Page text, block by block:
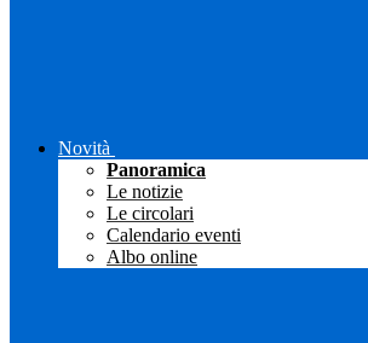
Novità
Panoramica
Le notizie
Le circolari
Calendario eventi
Albo online